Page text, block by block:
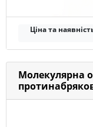
Ціна та
Молекулярна